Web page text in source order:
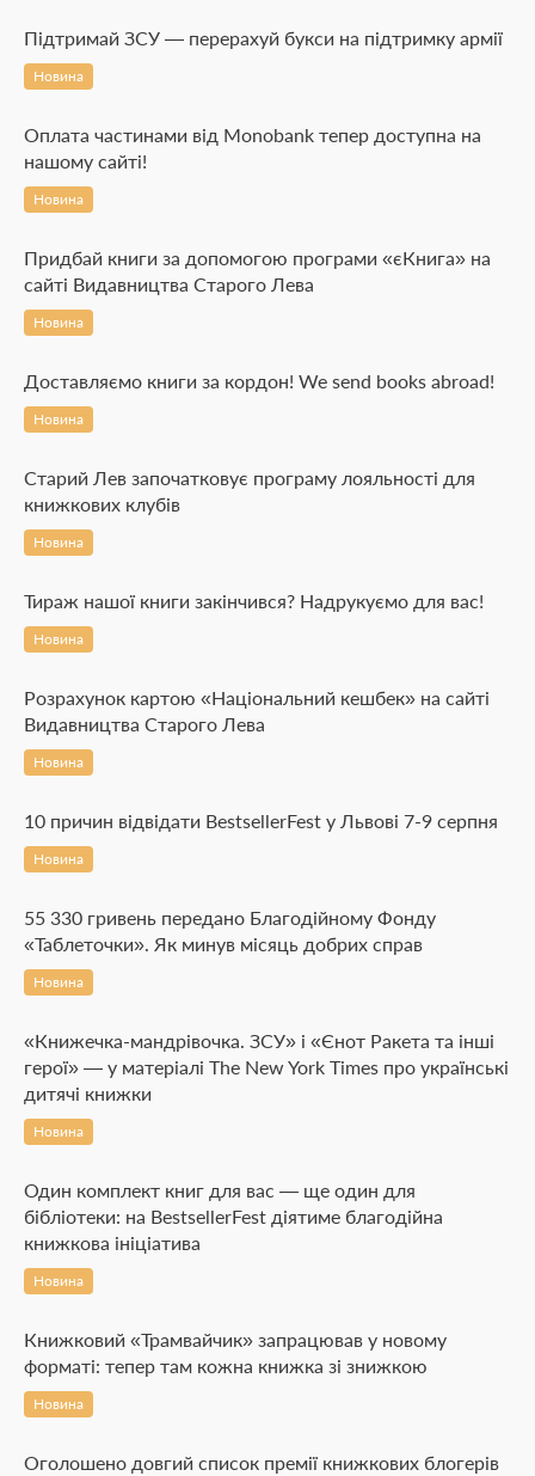
Підтримай ЗСУ — перерахуй букси на підтримку армії
Новина
Оплата частинами від Monobank тепер доступна на
нашому сайті!
Новина
Придбай книги за допомогою програми «єКнига» на
сайті Видавництва Старого Лева
Новина
Доставляємо книги за кордон! We send books abroad!
Новина
Старий Лев започатковує програму лояльності для
книжкових клубів
Новина
Тираж нашої книги закінчився? Надрукуємо для вас!
Новина
Розрахунок картою «Національний кешбек» на сайті
Видавництва Старого Лева
Новина
10 причин відвідати BestsellerFest у Львові 7-9 серпня
Новина
55 330 гривень передано Благодійному Фонду
«Таблеточки». Як минув місяць добрих справ
Новина
«Книжечка-мандрівочка. ЗСУ» і «Єнот Ракета та інші
герої» — у матеріалі The New York Times про українські
дитячі книжки
Новина
Один комплект книг для вас — ще один для
бібліотеки: на BestsellerFest діятиме благодійна
книжкова ініціатива
Новина
Книжковий «Трамвайчик» запрацював у новому
форматі: тепер там кожна книжка зі знижкою
Новина
Оголошено довгий список премії книжкових блогерів